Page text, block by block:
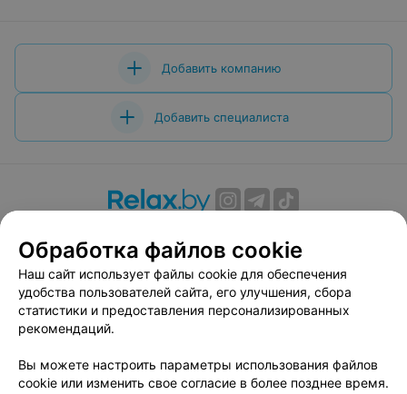
Добавить компанию
Добавить специалиста
Вакансии
Публичный договор
Способы оплаты
Публичный договор по использованию сервиса
«Афиша»
Пользовательское соглашение
Связаться по вопросам сотрудничества
Обработка файлов cookie
Наш сайт использует файлы cookie для обеспечения
удобства пользователей сайта, его улучшения, сбора
статистики и предоставления персонализированных
рекомендаций.
Вы можете настроить параметры использования файлов
cookie или изменить свое согласие в более позднее время.